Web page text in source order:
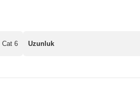
Cat 6 Uzunluk